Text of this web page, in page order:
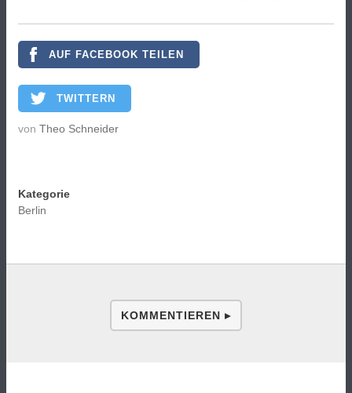
AUF FACEBOOK TEILEN
TWITTERN
von Theo Schneider
Kategorie
Berlin
KOMMENTIEREN ▸